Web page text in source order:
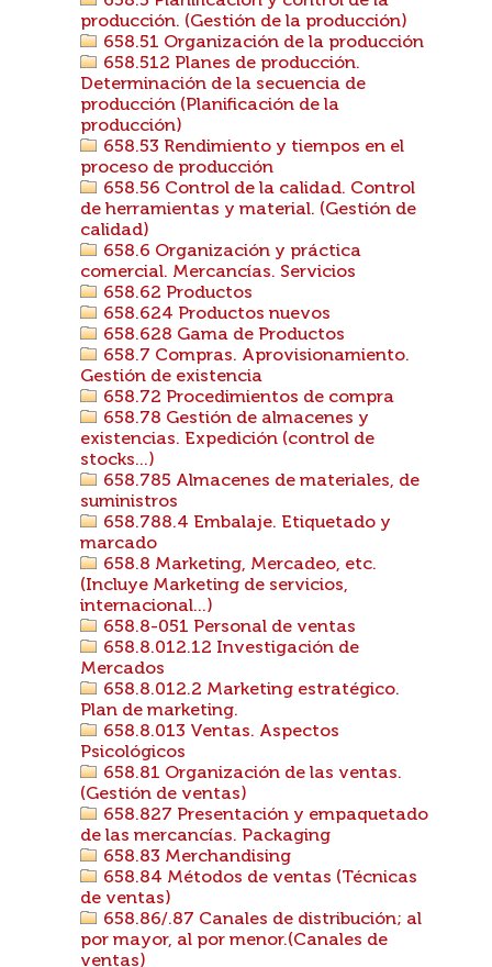
producción. (Gestión de la producción)
658.51 Organización de la producción
658.512 Planes de producción.
Determinación de la secuencia de
producción (Planificación de la
producción)
658.53 Rendimiento y tiempos en el
proceso de producción
658.56 Control de la calidad. Control
de herramientas y material. (Gestión de
calidad)
658.6 Organización y práctica
comercial. Mercancías. Servicios
658.62 Productos
658.624 Productos nuevos
658.628 Gama de Productos
658.7 Compras. Aprovisionamiento.
Gestión de existencia
658.72 Procedimientos de compra
658.78 Gestión de almacenes y
existencias. Expedición (control de
stocks...)
658.785 Almacenes de materiales, de
suministros
658.788.4 Embalaje. Etiquetado y
marcado
658.8 Marketing, Mercadeo, etc.
(Incluye Marketing de servicios,
internacional...)
658.8-051 Personal de ventas
658.8.012.12 Investigación de
Mercados
658.8.012.2 Marketing estratégico.
Plan de marketing.
658.8.013 Ventas. Aspectos
Psicológicos
658.81 Organización de las ventas.
(Gestión de ventas)
658.827 Presentación y empaquetado
de las mercancías. Packaging
658.83 Merchandising
658.84 Métodos de ventas (Técnicas
de ventas)
658.86/.87 Canales de distribución; al
por mayor, al por menor.(Canales de
ventas)